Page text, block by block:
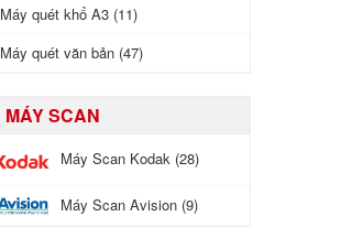
Máy quét khổ A3 (11)
Máy quét văn bản (47)
MÁY SCAN
Máy Scan Kodak (28)
Máy Scan Avision (9)